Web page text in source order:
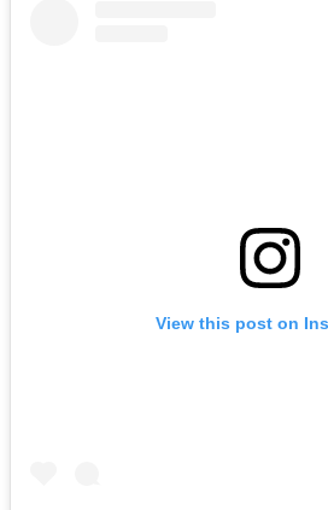
View this post on